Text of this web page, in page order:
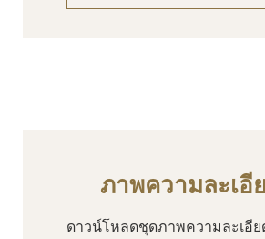
ภาพความละเอี
ดาวน์โหลดชุดภาพความละเอี